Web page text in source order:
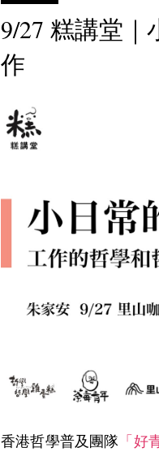
9/27 糕講堂
作
香港哲學普及團隊 「好